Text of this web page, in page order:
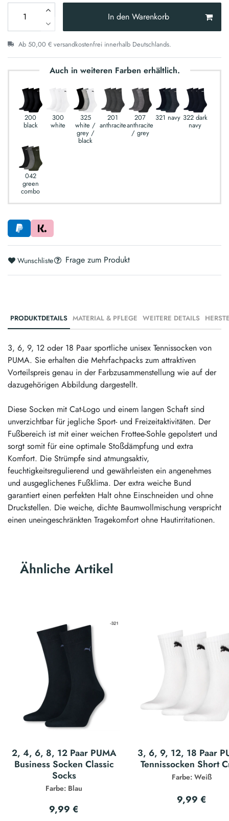
In den Warenkorb
Ab 50,00 € versandkostenfrei innerhalb Deutschlands.
Auch in weiteren Farben erhältlich.
200
black
300
white
325
white /
grey /
black
201
anthracite
207
anthracite
/ grey
321 navy 322 dark
navy
042
green
combo
Wunschliste Frage zum Produkt
PRODUKTDETAILS MATERIAL & PFLEGE WEITERE DETAILS
3, 6, 9, 12 oder 18 Paar sportliche unisex Tennissocken von
PUMA. Sie erhalten die Mehrfachpacks zum attraktiven
Vorteilspreis genau in der Farbzusammenstellung wie auf der
dazugehörigen Abbildung dargestellt.
Diese Socken mit Cat-Logo und einem langen Schaft sind
unverzichtbar für jegliche Sport- und Freizeitaktivitäten. Der
Fußbereich ist mit einer weichen Frottee-Sohle gepolstert und
sorgt somit für eine optimale Stoßdämpfung und extra
Komfort. Die Strümpfe sind atmungsaktiv,
feuchtigkeitsregulierend und gewährleisten ein angenehmes
und ausgeglichenes Fußklima. Der extra weiche Bund
garantiert einen perfekten Halt ohne Einschneiden und ohne
Druckstellen. Die weiche, dichte Baumwollmischung verspricht
einen uneingeschränkten Tragekomfort ohne Hautirritationen.
Ähnliche Artikel
2, 4, 6, 8, 12 Paar PUMA
Business Socken Classic
Socks
Farbe: Blau
9,99 €
3, 6, 9, 12, 18 Paar
Tennissocken Short
Farbe: Weiß
9,99 €